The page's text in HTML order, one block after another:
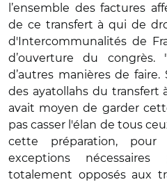
l’ensemble des factures
de ce transfert à qui de
d'Intercommunalités de
d’ouverture du
d’autres manières de
des ayatollahs du transfert
avait moyen de garder
pas casser l'élan de tous
cette préparation,
exceptions
totalement opposés aux